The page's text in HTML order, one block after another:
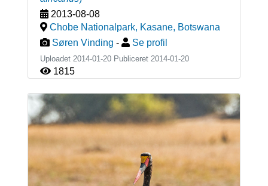
2013-08-08
Chobe Nationalpark, Kasane, Botswana
Søren Vinding - Se profil
Uploadet 2014-01-20 Publiceret 2014-01-20
1815